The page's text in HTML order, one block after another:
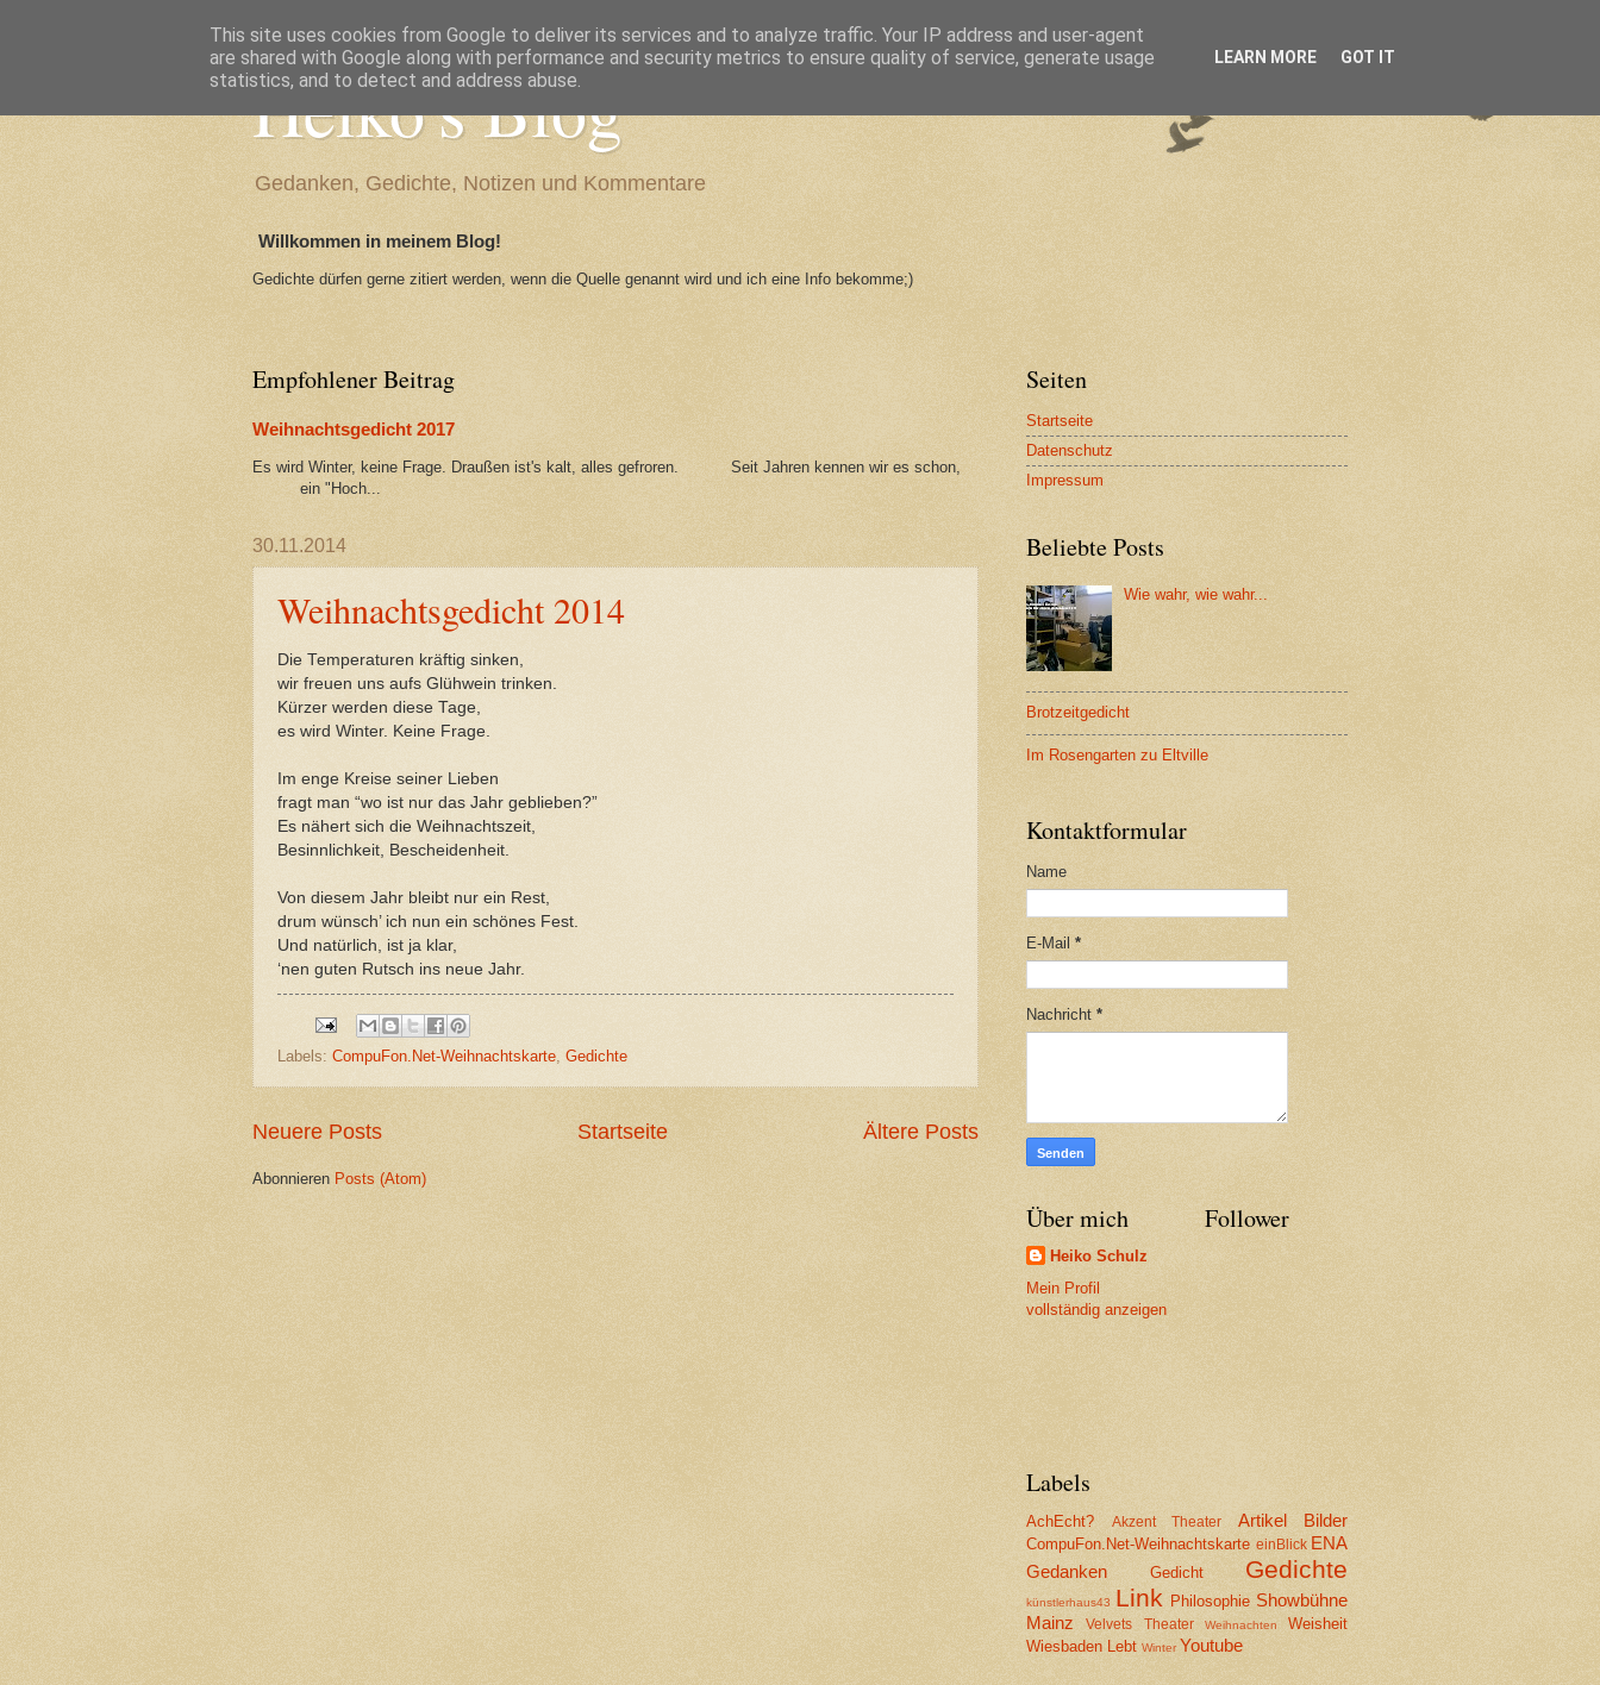
Heiko's Blog
Gedanken, Gedichte, Notizen und Kommentare
Willkommen in meinem Blog!
Gedichte dürfen gerne zitiert werden, wenn die Quelle genannt wird und ich eine Info bekomme;)
Empfohlener Beitrag
Weihnachtsgedicht 2017
Es wird Winter, keine Frage. Draußen ist's kalt, alles gefroren. Seit Jahren kennen wir es schon,
ein "Hoch...
30.11.2014
Weihnachtsgedicht 2014
Die Temperaturen kräftig sinken,
wir freuen uns aufs Glühwein trinken.
Kürzer werden diese Tage,
es wird Winter. Keine Frage.
Im enge Kreise seiner Lieben
fragt man “wo ist nur das Jahr geblieben?”
Es nähert sich die Weihnachtszeit,
Besinnlichkeit, Bescheidenheit.
Von diesem Jahr bleibt nur ein Rest,
drum wünsch’ ich nun ein schönes Fest.
Und natürlich, ist ja klar,
‘nen guten Rutsch ins neue Jahr.
Labels: CompuFon.Net-Weihnachtskarte Gedichte
Neuere Posts Ältere Posts
Startseite
Abonnieren Posts (Atom)
Seiten
Startseite
Datenschutz
Impressum
Beliebte Posts
Wie wahr, wie wahr...
Brotzeitgedicht
Im Rosengarten zu Eltville
Kontaktformular
Name
E-Mail *
Nachricht *
Über mich
Heiko Schulz
Mein Profil
vollständig anzeigen
Follower
Labels
AchEcht? Akzent Theater Artikel Bilder
CompuFon.Net-Weihnachtskarte einBlick ENA
Gedanken
Gedicht Gedichte
künstlerhaus43 Link Philosophie Showbühne
Mainz
Velvets Theater Weihnachten
Weisheit
Wiesbaden Lebt Winter Youtube
This site uses cookies from Google to deliver its services and to analyze traffic. Your IP address and user-agent
are shared with Google along with performance and security metrics to ensure quality of service, generate usage
statistics, and to detect and address abuse.
LEARN MORE GOT IT